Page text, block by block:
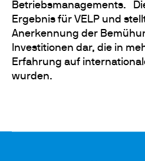
Betriebsmanagements.
Ergebnis für VELP und
Anerkennung der
Investitionen dar, die in
Erfahrung auf
wurden.